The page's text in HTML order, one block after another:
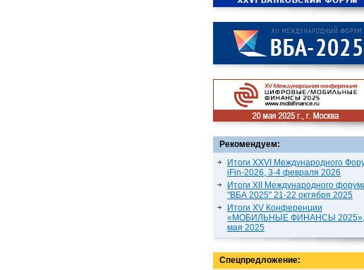
Рекомендуем:
Итоги XXVI Международного
iFin-2026, 3-4 февраля 2026
Итоги XII Международного
"ВБА 2025" 21-22 октября 2025
Итоги XV Конференции
«МОБИЛЬНЫЕ ФИНАНСЫ 2025»,
мая 2025
Спецпредложение: